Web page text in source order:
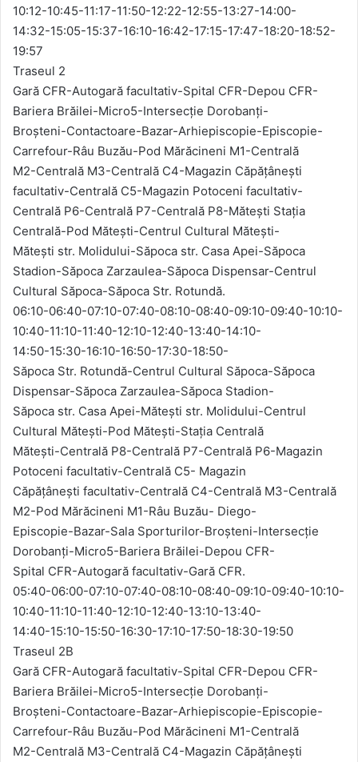
10:12-10:45-11:17-11:50-12:22-12:55-13:27-14:00-
14:32-15:05-15:37-16:10-16:42-17:15-17:47-18:20-18:52-
19:57
Traseul 2
Gară CFR-Autogară facultativ-Spital CFR-Depou CFR-
Bariera Brăilei-Micro5-Intersecţie Dorobanţi-
Broşteni-Contactoare-Bazar-Arhiepiscopie-Episcopie-
Carrefour-Râu Buzău-Pod Mărăcineni M1-Centrală
M2-Centrală M3-Centrală C4-Magazin Căpățânești
facultativ-Centrală C5-Magazin Potoceni facultativ-
Centrală P6-Centrală P7-Centrală P8-Mătești Stația
Centrală-Pod Mătești-Centrul Cultural Mătești-
Mătești str. Molidului-Săpoca str. Casa Apei-Săpoca
Stadion-Săpoca Zarzaulea-Săpoca Dispensar-Centrul
Cultural Săpoca-Săpoca Str. Rotundă.
06:10-06:40-07:10-07:40-08:10-08:40-09:10-09:40-10:10-
10:40-11:10-11:40-12:10-12:40-13:40-14:10-
14:50-15:30-16:10-16:50-17:30-18:50-
Săpoca Str. Rotundă-Centrul Cultural Săpoca-Săpoca
Dispensar-Săpoca Zarzaulea-Săpoca Stadion-
Săpoca str. Casa Apei-Mătești str. Molidului-Centrul
Cultural Mătești-Pod Mătești-Stația Centrală
Mătești-Centrală P8-Centrală P7-Centrală P6-Magazin
Potoceni facultativ-Centrală C5- Magazin
Căpățânești facultativ-Centrală C4-Centrală M3-Centrală
M2-Pod Mărăcineni M1-Râu Buzău- Diego-
Episcopie-Bazar-Sala Sporturilor-Broșteni-Intersecție
Dorobanţi-Micro5-Bariera Brăilei-Depou CFR-
Spital CFR-Autogară facultativ-Gară CFR.
05:40-06:00-07:10-07:40-08:10-08:40-09:10-09:40-10:10-
10:40-11:10-11:40-12:10-12:40-13:10-13:40-
14:40-15:10-15:50-16:30-17:10-17:50-18:30-19:50
Traseul 2B
Gară CFR-Autogară facultativ-Spital CFR-Depou CFR-
Bariera Brăilei-Micro5-Intersecţie Dorobanţi-
Broşteni-Contactoare-Bazar-Arhiepiscopie-Episcopie-
Carrefour-Râu Buzău-Pod Mărăcineni M1-Centrală
M2-Centrală M3-Centrală C4-Magazin Căpățânești